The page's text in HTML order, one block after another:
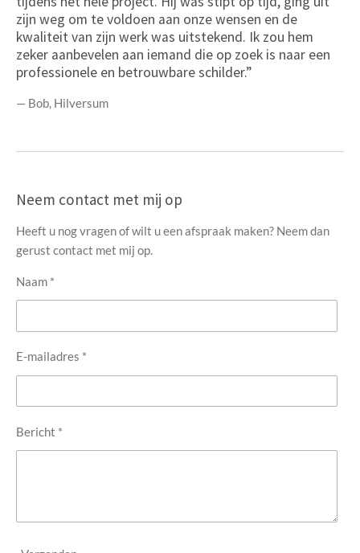
zijn weg om te voldoen aan onze wensen en de
kwaliteit van zijn werk was uitstekend. Ik zou hem
zeker aanbevelen aan iemand die op zoek is naar een
professionele en betrouwbare schilder.”
— Bob, Hilversum
Neem contact met mij op
Heeft u nog vragen of wilt u een afspraak maken? Neem dan
gerust contact met mij op.
Naam *
E-mailadres *
Bericht *